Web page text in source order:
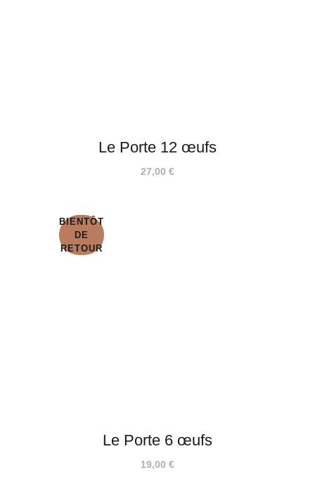
Le Porte 12 œufs
27,00 €
BIENTÔT
DE
RETOUR
Le Porte 6 œufs
19,00 €